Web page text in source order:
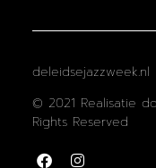
deleidsejazzweek.nl
© 2021 Realisatie
Rights Reserved